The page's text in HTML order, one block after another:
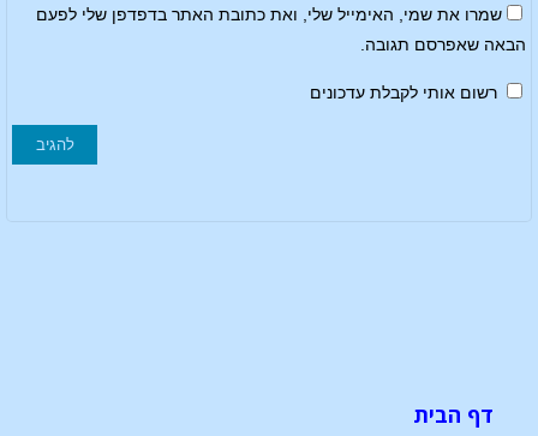
שמרו את שמי, האימייל שלי, ואת כתובת האתר בדפדפן שלי לפעם
הבאה שאפרסם תגובה.
רשום אותי לקבלת עדכונים
דף הבית